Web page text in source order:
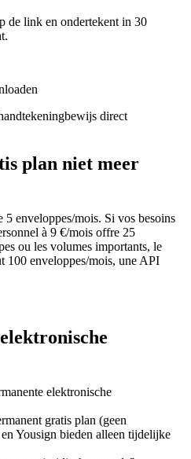
de link en ondertekent in 30
direct
plan niet meer
enveloppes/mois. Si vos besoins
à 9 €/mois offre 25
ou les volumes importants, le
100 enveloppes/mois, une API
elektronische
gratis plan (geen
Yousign bieden alleen tijdelijke